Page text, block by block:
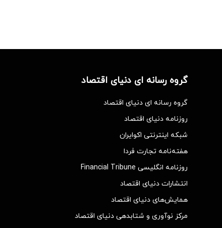
گروه رسانه ای دنیای اقتصاد
گروه رسانه ای دنیای اقتصاد
روزنامه دنیای اقتصاد
شبکه اینترنتی اکوایران
هفته‌نامه تجارت فردا
روزنامه انگلیسی Financial Tribune
انتشارات دنیای اقتصاد
همایش‌های دنیای اقتصاد
مرکز نوآوری و شتابدهی دنیای اقتصاد